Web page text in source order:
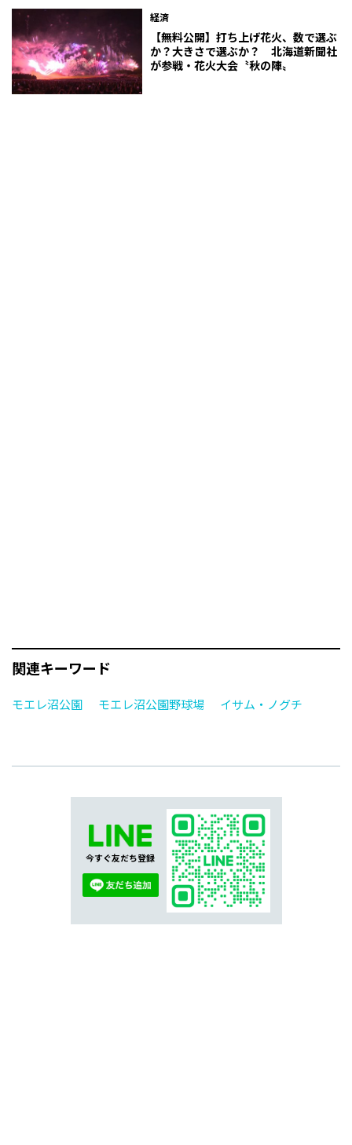
経済
【無料公開】打ち上げ花火、数で選ぶ
か？大きさで選ぶか？ 北海道新聞社
が参戦・花火大会〝秋の陣〟
関連キーワード
モエレ沼公園 モエレ沼公園野球場 イサム・ノグチ
今すぐ友だち登録